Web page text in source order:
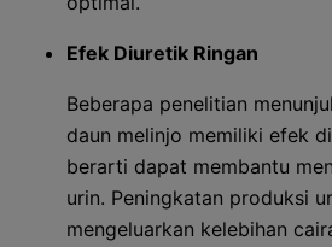
Efek Diuretik Ringan
Beberapa penelitian
daun melinjo memiliki efek
berarti dapat membantu
urin. Peningkatan produksi
mengeluarkan kelebihan